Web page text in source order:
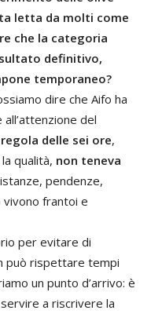
letta da molti come
che la categoria
definitivo,
temporaneo?
dire che Aifo ha
del
regola delle sei ore,
qualità, non teneva
pendenze,
frantoi e
per evitare di
può rispettare tempi
un punto d’arrivo: è
a riscrivere la